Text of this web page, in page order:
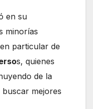
en su
minorías
en particular de
s, quienes
de la
mejores